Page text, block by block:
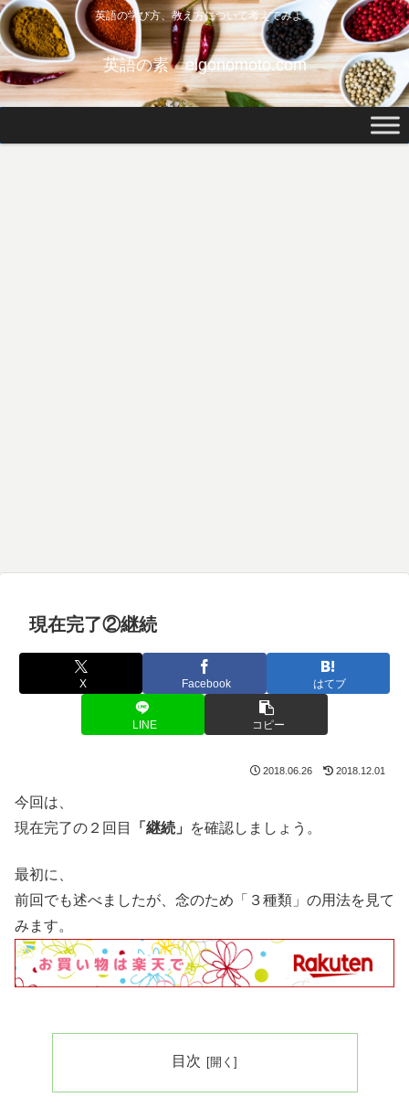
英語の学び方、教え方について考えてみよう
英語の素 eigonomoto.com
現在完了②継続
X Facebook はてブ
LINE コピー
2018.06.26 2018.12.01
今回は、
現在完了の２回目
「継続」 を確認しましょう。
最初に、
前回でも述べましたが、念のため「３種類」の用法を見て
みます。
目次